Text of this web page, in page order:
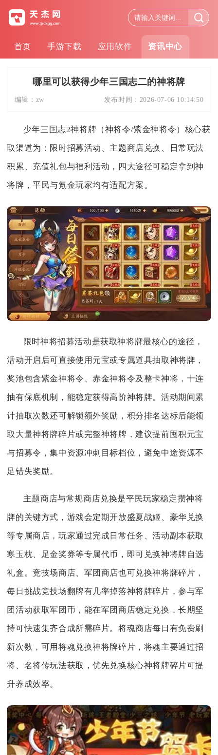
首页 手游下载 应用软件 资讯中心
哪里可以获得少年三国志二的神将牌
编辑： zw 发布时间： 2026-07-06 10:14:50
少年三国志2神将牌（神将令/紫金神将令）核心获
取渠道为：限时招募活动、主题商店兑换、日常玩法
积累、充值礼包与福利活动，四大途径可稳定拿到神
将牌，平民与氪金玩家均有适配方案。
限时神将招募活动是获取神将牌最核心的途径，
活动开启后可直接使用元宝或专属道具抽取神将牌，
奖池包含紫金神将令、赤金神将令及整卡神将，十连
抽有保底机制，能稳定获得高阶神将牌。活动期间累
计抽取次数还可解锁额外奖励，积分排名达标后能领
取大量神将牌碎片或完整神将牌，建议提前囤积元宝
与招募令，集中资源冲刺目标档位，避免中途资源不
足错失奖励。
主题商店与常规商店兑换是平民玩家稳定攒神将
牌的关键方式，游戏会定期开放盛夏战姬、豪华兑换
等专属商店，玩家通过完成日常任务、活动副本获取
寒玉枕、足金奖券等专属代币，即可兑换神将牌自选
礼盒。竞技场商店、军团商店也可兑换神将牌碎片，
每日挑战竞技场翻牌有几率掉落神将牌碎片，参与军
团活动获取军团币，能在军团商店稳定兑换，长期坚
持可快速集齐合成所需碎片。将魂商店每日有免费刷
新次数，可用将魂兑换神将牌碎片，将魂主要通过招
将、名将传玩法获取，优先兑换核心神将牌碎片可提
升养成效率。